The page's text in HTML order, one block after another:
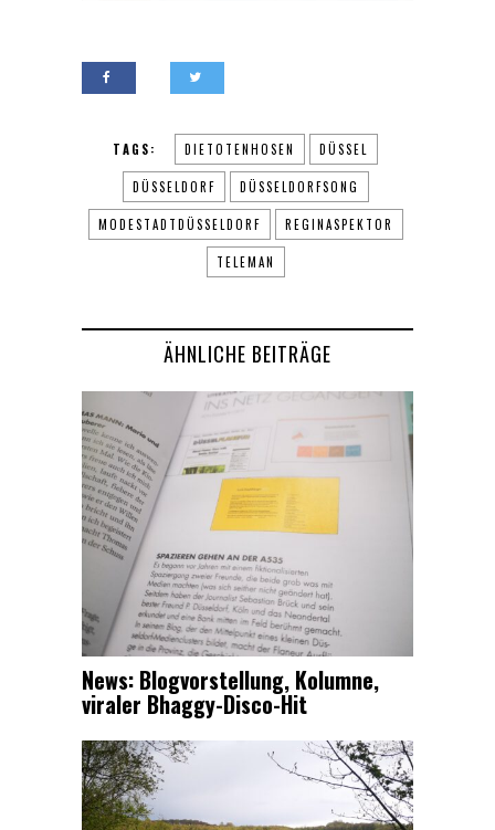
TAGS: DIETOTENHOSEN DÜSSEL
DÜSSELDORF DÜSSELDORFSONG
MODESTADTDÜSSELDORF REGINASPEKTOR
TELEMAN
ÄHNLICHE BEITRÄGE
News: Blogvorstellung, Kolumne,
viraler Bhaggy-Disco-Hit